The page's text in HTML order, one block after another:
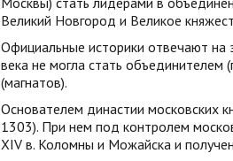
Великий Новгород и Великое
Официальные историки отвечают на
века не могла стать объединителем
(магнатов).
Основателем династии московских
1303). При нем под контролем
XIV в. Коломны и Можайска и